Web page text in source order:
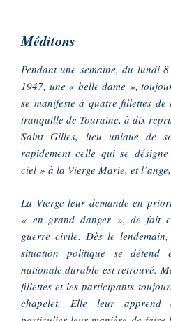
Méditons
Pendant une semaine, du lundi
1947, une « belle dame »,
se manifeste à quatre fillettes
tranquille de Touraine, à dix
Saint Gilles, lieu unique de
rapidement celle qui se
ciel » à la Vierge Marie, et
La Vierge leur demande en
« en grand danger », de fait
guerre civile. Dès le
situation politique se détend
nationale durable est retrouvé.
fillettes et les participants
chapelet. Elle leur